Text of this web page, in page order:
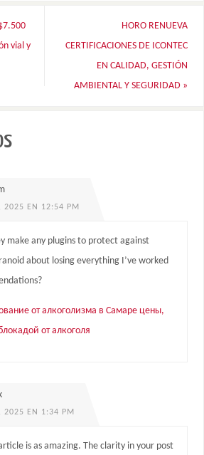
vial y
HORO RENUEVA
CERTIFICACIONES DE ICONTEC
EN CALIDAD, GESTIÓN
AMBIENTAL Y SEGURIDAD »
2025 EN 12:54 PM
make any plugins to protect against
about losing everything I’ve worked
от алкоголизма в Самаре цены,
от алкоголя
2025 EN 1:34 PM
is as amazing. The clarity in your post